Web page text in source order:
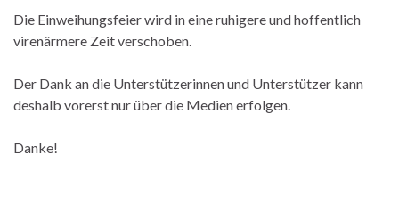
Die Einweihungsfeier wird in eine ruhigere und hoffentlich
virenärmere Zeit verschoben.
Der Dank an die Unterstützerinnen und Unterstützer kann
deshalb vorerst nur über die Medien erfolgen.
Danke!